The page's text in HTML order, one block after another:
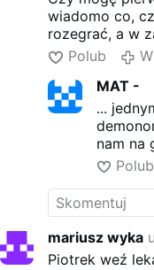
wiadomo co,
rozegrać, a w
Polub
MAT -
...
nam na
Polub
mariusz wyka
Piotrek weź